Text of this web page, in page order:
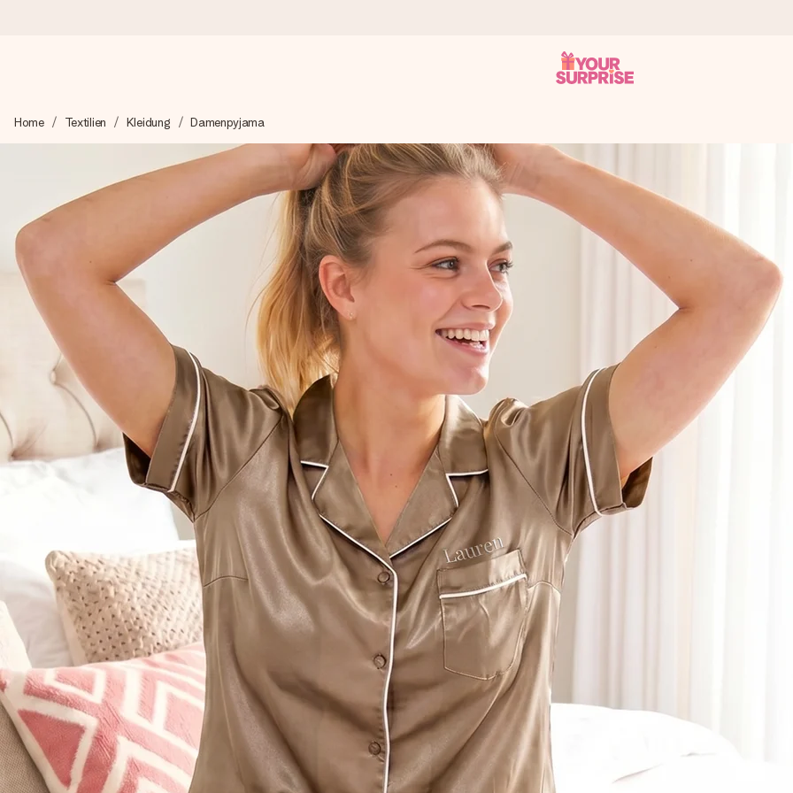
Wir bereiten dein Geschenk sorgfältig vor und schicken es blitzschnell – damit du es genau zum richtigen Zeitpunkt überreichen
zählt.
4,8 (basierend auf +15.000 Bewertungen)
Unsere Geschenke begeistern. Kunden bewerten uns mit 4,8 bei Google Reviews (Gesamtergebnis aller Länder, in die wir
+49 39292 929695
Montag - Freitag : 8:30 - 17:00 Uhr
Samstag - Sonntag : 8:30 - 13:00 Uhr
Home Textilien Kleidung Damenpyjama